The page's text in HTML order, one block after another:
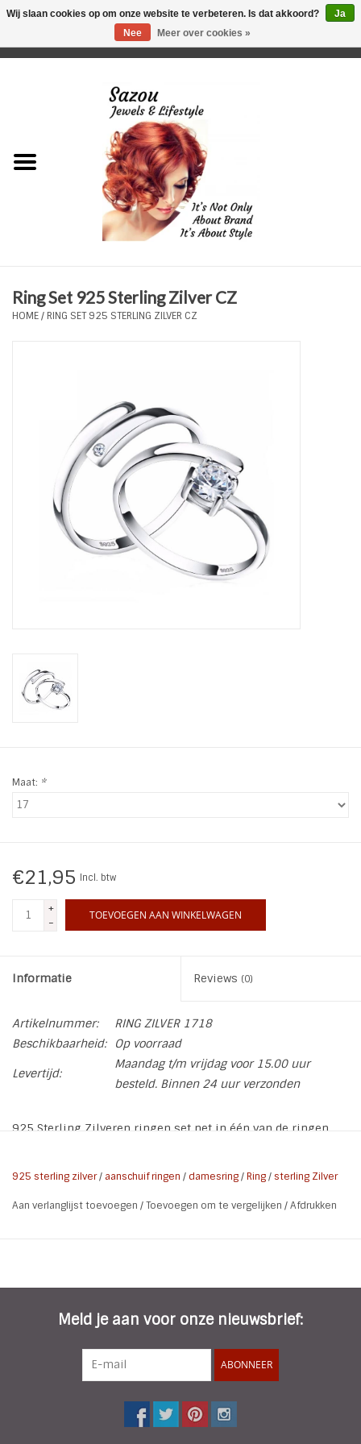
Just for Him
Plus Size Sieraden
Haaraccesoires
Zonnebrillen
LIFESTYLE PRODUCTEN
SALE
Ring Set 925 Sterling Zilver CZ
HOME/ RING SET 925 STERLING ZILVER CZ
Maat: *
€21,95 Incl. btw
+
-
TOEVOEGEN AAN WINKELWAGEN
Informatie Reviews (0)
Artikelnummer:
RING ZILVER 1718
Beschikbaarheid:
Op voorraad
Levertijd:
Maandag t/m vrijdag voor 15.00 uur
besteld. Binnen 24 uur verzonden
925 Sterling Zilveren ringen set net in één van de ringen
grotere bovenop. De ringen zijn iets verstelbaar en zijn
925 sterling zilver/ aanschuif ringen / damesring/Ring/sterling Zilver
Aan verlanglijst toevoegen /Toevoegen om te vergelijken /Afdrukken
Meld je aan voor onze nieuwsbrief:
ABONNEER
Wij slaan cookies op om onze website te verbeteren. Is dat akkoord?
Ja
Nee
Meer over cookies »